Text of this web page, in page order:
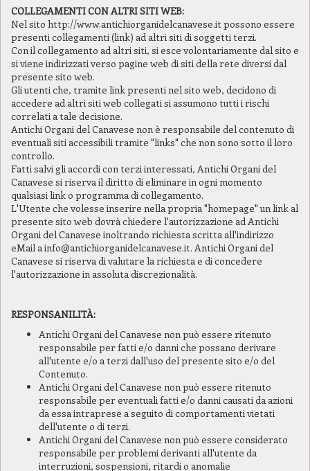
COLLEGAMENTI CON ALTRI SITI WEB:
Nel sito http://www.antichiorganidelcanavese.it possono essere
presenti collegamenti (link) ad altri siti di soggetti terzi.
Con il collegamento ad altri siti, si esce volontariamente dal sito e
si viene indirizzati verso pagine web di siti della rete diversi dal
presente sito web.
Gli utenti che, tramite link presenti nel sito web, decidono di
accedere ad altri siti web collegati si assumono tutti i rischi
correlati a tale decisione.
Antichi Organi del Canavese non è responsabile del contenuto di
eventuali siti accessibili tramite "links" che non sono sotto il loro
controllo.
Fatti salvi gli accordi con terzi interessati, Antichi Organi del
Canavese si riserva il diritto di eliminare in ogni momento
qualsiasi link o programma di collegamento.
L'Utente che volesse inserire nella propria "homepage" un link al
presente sito web dovrà chiedere l'autorizzazione ad Antichi
Organi del Canavese inoltrando richiesta scritta all'indirizzo
eMail a info@antichiorganidelcanavese.it. Antichi Organi del
Canavese si riserva di valutare la richiesta e di concedere
l'autorizzazione in assoluta discrezionalità.
RESPONSANILITÀ:
Antichi Organi del Canavese non può essere ritenuto
responsabile per fatti e/o danni che possano derivare
all'utente e/o a terzi dall'uso del presente sito e/o del
Contenuto.
Antichi Organi del Canavese non può essere ritenuto
responsabile per eventuali fatti e/o danni causati da azioni
da essa intraprese a seguito di comportamenti vietati
dell'utente o di terzi.
Antichi Organi del Canavese non può essere considerato
responsabile per problemi derivanti all'utente da
interruzioni, sospensioni, ritardi o anomalie